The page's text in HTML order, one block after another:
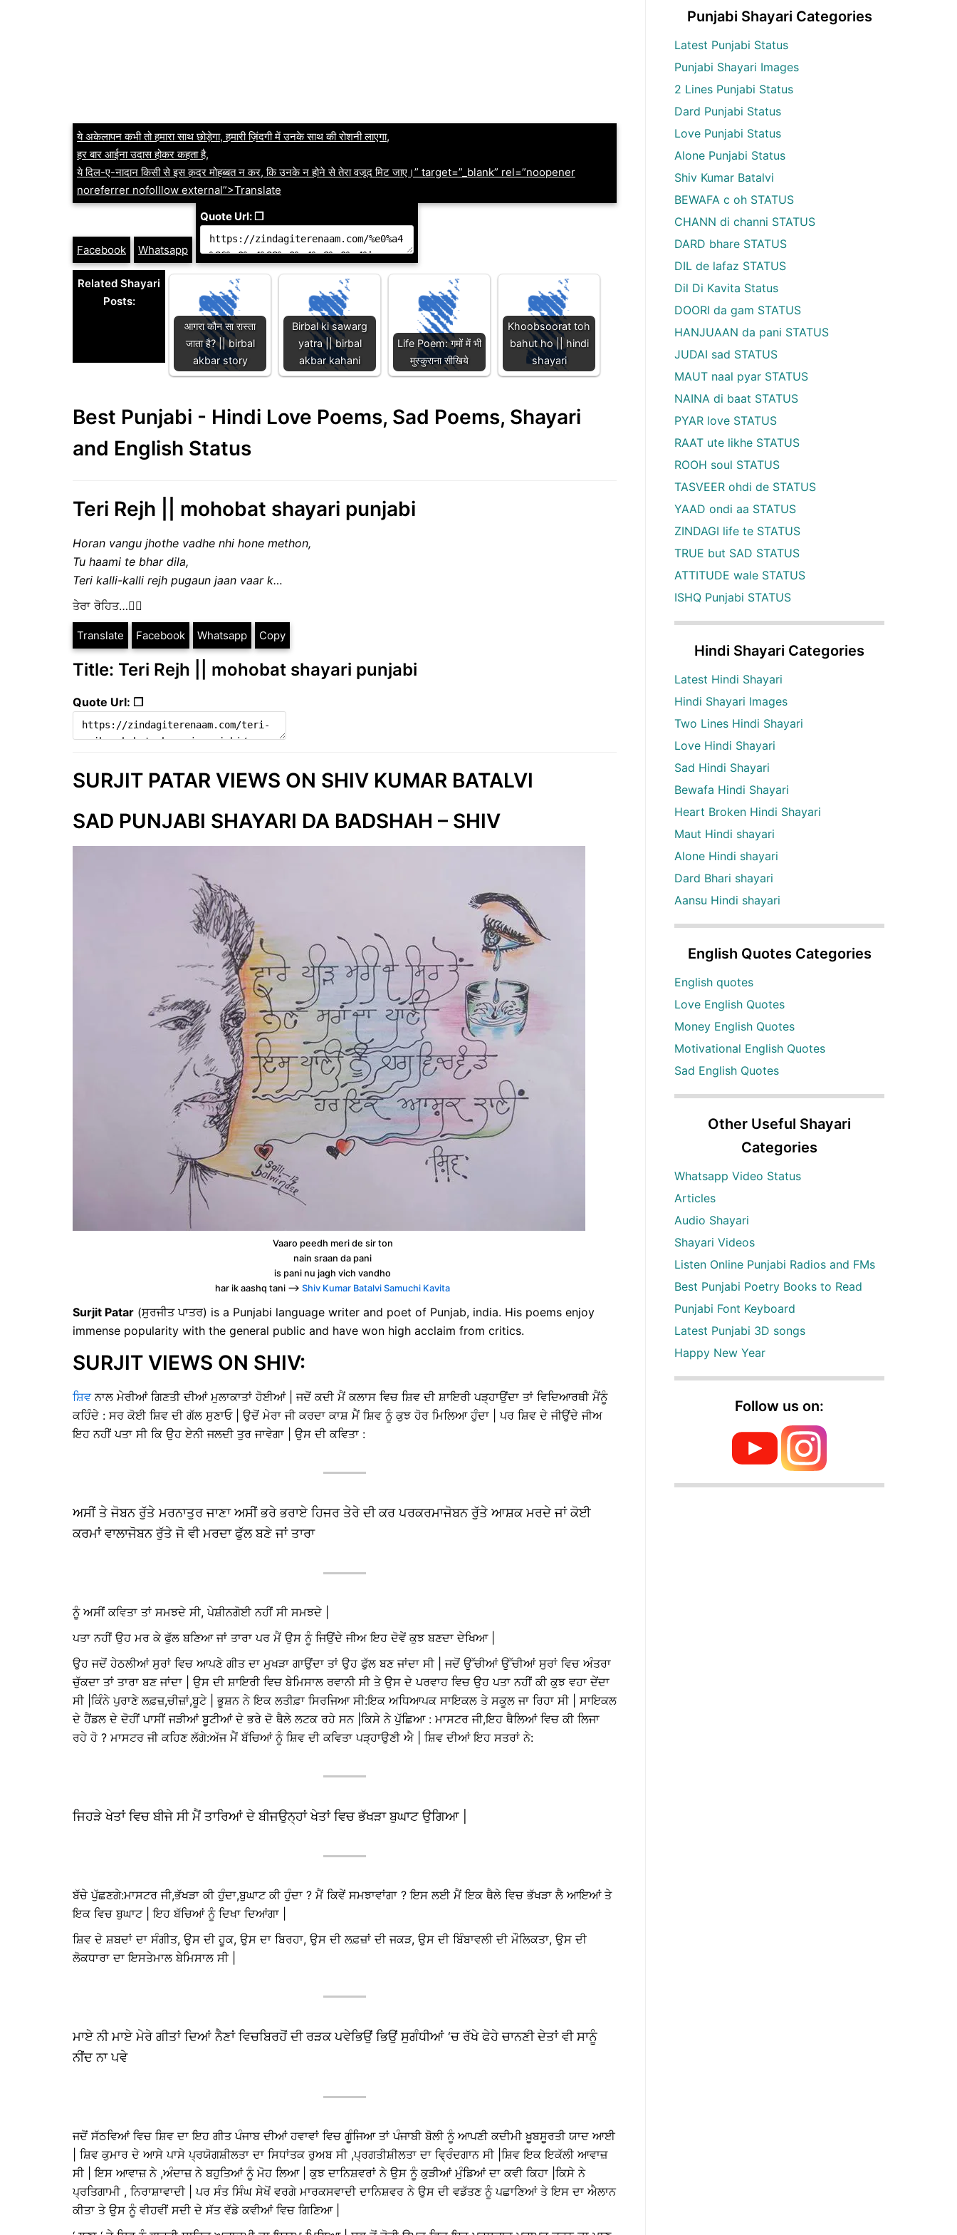
ये अकेलापन कभी तो हमारा साथ छोड़ेगा, हमारी ज़िंदगी में उनके साथ की रोशनी लाएगा,
हर बार आईना उदास होकर कहता है,
ये दिल-ए-नादान किसी से इस क़दर मोहब्बत न कर, कि उनके न होने से तेरा वजूद मिट जाए।” target=”_blank” rel=”noopener
noreferrer nofolllow external”>Translate
Facebook Whatsapp
Quote Url: ❐
Related Shayari
Posts:
आगरा कौन सा रास्ता
जाता है? || birbal
akbar story
Birbal ki sawarg
yatra || birbal
akbar kahani
Life Poem: गमों में भी
मुस्कुराना सीखिये
Khoobsoorat toh
bahut ho || hindi
shayari
Best Punjabi - Hindi Love Poems, Sad Poems, Shayari
and English Status
Teri Rejh || mohobat shayari punjabi
Horan vangu jhothe vadhe nhi hone methon,
Tu haami te bhar dila,
Teri kalli-kalli rejh pugaun jaan vaar k…
ਤੇਰਾ ਰੋਹਿਤ…✍🏻
Translate Facebook Whatsapp Copy
Title: Teri Rejh || mohobat shayari punjabi
Quote Url: ❐
SURJIT PATAR VIEWS ON SHIV KUMAR BATALVI
SAD PUNJABI SHAYARI DA BADSHAH – SHIV
Vaaro peedh meri de sir ton
nain sraan da pani
is pani nu jagh vich vandho
har ik aashq tani —> Shiv Kumar Batalvi Samuchi Kavita
Surjit Patar (ਸੁਰਜੀਤ ਪਾਤਰ) is a Punjabi language writer and poet of Punjab, india. His poems enjoy
immense popularity with the general public and have won high acclaim from critics.
SURJIT VIEWS ON SHIV:
ਸ਼ਿਵਨਾਲ ਮੇਰੀਆਂ ਗਿਣਤੀ ਦੀਆਂ ਮੁਲਾਕਾਤਾਂ ਹੋਈਆਂ | ਜਦੋਂ ਕਦੀ ਮੈਂ ਕਲਾਸ ਵਿਚ ਸ਼ਿਵ ਦੀ ਸ਼ਾਇਰੀ ਪੜ੍ਹਾਉਂਦਾ ਤਾਂ ਵਿਦਿਆਰਥੀ ਮੈਂਨੂੰ
ਕਹਿੰਦੇ : ਸਰ ਕੋਈ ਸ਼ਿਵ ਦੀ ਗੱਲ ਸੁਣਾਓ | ਉਦੋਂ ਮੇਰਾ ਜੀ ਕਰਦਾ ਕਾਸ਼ ਮੈਂ ਸ਼ਿਵ ਨੂੰ ਕੁਝ ਹੋਰ ਮਿਲਿਆ ਹੁੰਦਾ | ਪਰ ਸ਼ਿਵ ਦੇ ਜੀਉਂਦੇ ਜੀਅ
ਇਹ ਨਹੀਂ ਪਤਾ ਸੀ ਕਿ ਉਹ ਏਨੀ ਜਲਦੀ ਤੁਰ ਜਾਵੇਗਾ | ਉਸ ਦੀ ਕਵਿਤਾ :
ਅਸੀਂ ਤੇ ਜੋਬਨ ਰੁੱਤੇ ਮਰਨਾਤੁਰ ਜਾਣਾ ਅਸੀਂ ਭਰੇ ਭਰਾਏ ਹਿਜਰ ਤੇਰੇ ਦੀ ਕਰ ਪਰਕਰਮਾਜੋਬਨ ਰੁੱਤੇ ਆਸ਼ਕ ਮਰਦੇ ਜਾਂ ਕੋਈ
ਕਰਮਾਂ ਵਾਲਾਜੋਬਨ ਰੁੱਤੇ ਜੋ ਵੀ ਮਰਦਾ ਫੁੱਲ ਬਣੇ ਜਾਂ ਤਾਰਾ
ਨੂੰ ਅਸੀਂ ਕਵਿਤਾ ਤਾਂ ਸਮਝਦੇ ਸੀ, ਪੇਸ਼ੀਨਗੋਈ ਨਹੀਂ ਸੀ ਸਮਝਦੇ |
ਪਤਾ ਨਹੀਂ ਉਹ ਮਰ ਕੇ ਫੁੱਲ ਬਣਿਆ ਜਾਂ ਤਾਰਾ ਪਰ ਮੈਂ ਉਸ ਨੂੰ ਜਿਉਂਦੇ ਜੀਅ ਇਹ ਦੋਵੇਂ ਕੁਝ ਬਣਦਾ ਦੇਖਿਆ |
ਉਹ ਜਦੋਂ ਹੇਠਲੀਆਂ ਸੁਰਾਂ ਵਿਚ ਆਪਣੇ ਗੀਤ ਦਾ ਮੁਖੜਾ ਗਾਉਂਦਾ ਤਾਂ ਉਹ ਫੁੱਲ ਬਣ ਜਾਂਦਾ ਸੀ | ਜਦੋਂ ਉੱਚੀਆਂ ਉੱਚੀਆਂ ਸੁਰਾਂ ਵਿਚ ਅੰਤਰਾ
ਚੁੱਕਦਾ ਤਾਂ ਤਾਰਾ ਬਣ ਜਾਂਦਾ | ਉਸ ਦੀ ਸ਼ਾਇਰੀ ਵਿਚ ਬੇਮਿਸਾਲ ਰਵਾਨੀ ਸੀ ਤੇ ਉਸ ਦੇ ਪਰਵਾਹ ਵਿਚ ਉਹ ਪਤਾ ਨਹੀਂ ਕੀ ਕੁਝ ਵਹਾ ਦੇਂਦਾ
ਸੀ |ਕਿੰਨੇ ਪੁਰਾਣੇ ਲਫ਼ਜ਼,ਚੀਜ਼ਾਂ,ਬੂਟੇ | ਭੂਸ਼ਨ ਨੇ ਇਕ ਲਤੀਫ਼ਾ ਸਿਰਜਿਆ ਸੀ:ਇਕ ਅਧਿਆਪਕ ਸਾਇਕਲ ਤੇ ਸਕੂਲ ਜਾ ਰਿਹਾ ਸੀ | ਸਾਇਕਲ
ਦੇ ਹੈਂਡਲ ਦੇ ਦੋਹੀਂ ਪਾਸੀਂ ਜੜੀਆਂ ਬੂਟੀਆਂ ਦੇ ਭਰੇ ਦੋ ਥੈਲੇ ਲਟਕ ਰਹੇ ਸਨ |ਕਿਸੇ ਨੇ ਪੁੱਛਿਆ : ਮਾਸਟਰ ਜੀ,ਇਹ ਥੈਲਿਆਂ ਵਿਚ ਕੀ ਲਿਜਾ
ਰਹੇ ਹੋ ? ਮਾਸਟਰ ਜੀ ਕਹਿਣ ਲੱਗੇ:ਅੱਜ ਮੈਂ ਬੱਚਿਆਂ ਨੂੰ ਸ਼ਿਵ ਦੀ ਕਵਿਤਾ ਪੜ੍ਹਾਉਣੀ ਐ | ਸ਼ਿਵ ਦੀਆਂ ਇਹ ਸਤਰਾਂ ਨੇ:
ਜਿਹੜੇ ਖੇਤਾਂ ਵਿਚ ਬੀਜੇ ਸੀ ਮੈਂ ਤਾਰਿਆਂ ਦੇ ਬੀਜਉਨ੍ਹਾਂ ਖੇਤਾਂ ਵਿਚ ਭੱਖੜਾ ਬੁਘਾਟ ਉਗਿਆ |
ਬੱਚੇ ਪੁੱਛਣਗੇ:ਮਾਸਟਰ ਜੀ,ਭੱਖੜਾ ਕੀ ਹੁੰਦਾ,ਬੁਘਾਟ ਕੀ ਹੁੰਦਾ ? ਮੈਂ ਕਿਵੇਂ ਸਮਝਾਵਾਂਗਾ ? ਇਸ ਲਈ ਮੈਂ ਇਕ ਥੈਲੇ ਵਿਚ ਭੱਖੜਾ ਲੈ ਆਇਆਂ ਤੇ
ਇਕ ਵਿਚ ਬੁਘਾਟ | ਇਹ ਬੱਚਿਆਂ ਨੂੰ ਦਿਖਾ ਦਿਆਂਗਾ |
ਸ਼ਿਵ ਦੇ ਸ਼ਬਦਾਂ ਦਾ ਸੰਗੀਤ, ਉਸ ਦੀ ਹੂਕ, ਉਸ ਦਾ ਬਿਰਹਾ, ਉਸ ਦੀ ਲਫ਼ਜ਼ਾਂ ਦੀ ਜਕੜ, ਉਸ ਦੀ ਬਿੰਬਾਵਲੀ ਦੀ ਮੌਲਿਕਤਾ, ਉਸ ਦੀ
ਲੋਕਧਾਰਾ ਦਾ ਇਸਤੇਮਾਲ ਬੇਮਿਸਾਲ ਸੀ |
ਮਾਏ ਨੀ ਮਾਏ ਮੇਰੇ ਗੀਤਾਂ ਦਿਆਂ ਨੈਣਾਂ ਵਿਚਬਿਰਹੋਂ ਦੀ ਰੜਕ ਪਵੇਭਿਉਂ ਭਿਉਂ ਸੁਗੰਧੀਆਂ ‘ਚ ਰੱਖੇ ਫੇਹੇ ਚਾਨਣੀ ਦੇਤਾਂ ਵੀ ਸਾਨੂੰ
ਨੀਂਦ ਨਾ ਪਵੇ
ਜਦੋਂ ਸੱਠਵਿਆਂ ਵਿਚ ਸ਼ਿਵ ਦਾ ਇਹ ਗੀਤ ਪੰਜਾਬ ਦੀਆਂ ਹਵਾਵਾਂ ਵਿਚ ਗੂੰਜਿਆ ਤਾਂ ਪੰਜਾਬੀ ਬੋਲੀ ਨੂੰ ਆਪਣੀ ਕਦੀਮੀ ਖ਼ੂਬਸੂਰਤੀ ਯਾਦ ਆਈ
| ਸ਼ਿਵ ਕੁਮਾਰ ਦੇ ਆਸੇ ਪਾਸੇ ਪ੍ਰਯੋਗਸ਼ੀਲਤਾ ਦਾ ਸਿਧਾਂਤਕ ਰੁਅਬ ਸੀ ,ਪ੍ਰਗਤੀਸ਼ੀਲਤਾ ਦਾ ਵ੍ਰਿੰਦਗਾਨ ਸੀ |ਸ਼ਿਵ ਇਕ ਇਕੱਲੀ ਆਵਾਜ਼
ਸੀ | ਇਸ ਆਵਾਜ਼ ਨੇ ,ਅੰਦਾਜ਼ ਨੇ ਬਹੁਤਿਆਂ ਨੂੰ ਮੋਹ ਲਿਆ | ਕੁਝ ਦਾਨਿਸ਼ਵਰਾਂ ਨੇ ਉਸ ਨੂੰ ਕੁੜੀਆਂ ਮੁੰਡਿਆਂ ਦਾ ਕਵੀ ਕਿਹਾ |ਕਿਸੇ ਨੇ
ਪ੍ਰਤਿਗਾਮੀ , ਨਿਰਾਸ਼ਾਵਾਦੀ | ਪਰ ਸੰਤ ਸਿੰਘ ਸੇਖੋਂ ਵਰਗੇ ਮਾਰਕਸਵਾਦੀ ਦਾਨਿਸ਼ਵਰ ਨੇ ਉਸ ਦੀ ਵਡੱਤਣ ਨੂੰ ਪਛਾਣਿਆਂ ਤੇ ਇਸ ਦਾ ਐਲਾਨ
ਕੀਤਾ ਤੇ ਉਸ ਨੂੰ ਵੀਹਵੀਂ ਸਦੀ ਦੇ ਸੱਤ ਵੱਡੇ ਕਵੀਆਂ ਵਿਚ ਗਿਣਿਆ |
Punjabi Shayari Categories
Latest Punjabi Status
Punjabi Shayari Images
2 Lines Punjabi Status
Dard Punjabi Status
Love Punjabi Status
Alone Punjabi Status
Shiv Kumar Batalvi
BEWAFA c oh STATUS
CHANN di channi STATUS
DARD bhare STATUS
DIL de lafaz STATUS
Dil Di Kavita Status
DOORI da gam STATUS
HANJUAAN da pani STATUS
JUDAI sad STATUS
MAUT naal pyar STATUS
NAINA di baat STATUS
PYAR love STATUS
RAAT ute likhe STATUS
ROOH soul STATUS
TASVEER ohdi de STATUS
YAAD ondi aa STATUS
ZINDAGI life te STATUS
TRUE but SAD STATUS
ATTITUDE wale STATUS
ISHQ Punjabi STATUS
Hindi Shayari Categories
Latest Hindi Shayari
Hindi Shayari Images
Two Lines Hindi Shayari
Love Hindi Shayari
Sad Hindi Shayari
Bewafa Hindi Shayari
Heart Broken Hindi Shayari
Maut Hindi shayari
Alone Hindi shayari
Dard Bhari shayari
Aansu Hindi shayari
English Quotes Categories
English quotes
Love English Quotes
Money English Quotes
Motivational English Quotes
Sad English Quotes
Other Useful Shayari
Categories
Whatsapp Video Status
Articles
Audio Shayari
Shayari Videos
Listen Online Punjabi Radios and FMs
Best Punjabi Poetry Books to Read
Punjabi Font Keyboard
Latest Punjabi 3D songs
Happy New Year
Follow us on: